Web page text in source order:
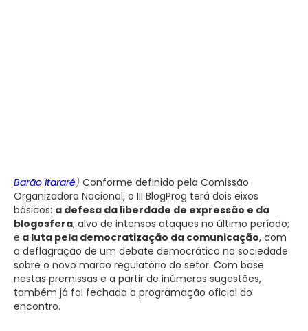
Barão Itararé) Conforme definido pela Comissão
Organizadora Nacional, o III BlogProg terá dois eixos
básicos: a defesa da liberdade de expressão e da
blogosfera, alvo de intensos ataques no último período;
e a luta pela democratização da comunicação, com
a deflagração de um debate democrático na sociedade
sobre o novo marco regulatório do setor. Com base
nestas premissas e a partir de inúmeras sugestões,
também já foi fechada a programação oficial do
encontro.